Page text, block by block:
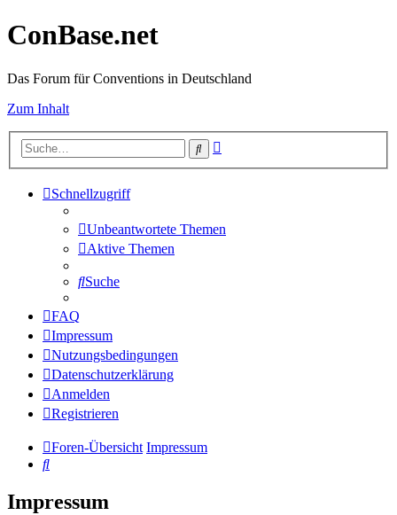
ConBase.net
Das Forum für Conventions in Deutschland
Zum Inhalt
Suche
Schnellzugriff
Unbeantwortete Themen
Aktive Themen
Suche
FAQ
Impressum
Nutzungsbedingungen
Datenschutzerklärung
Anmelden
Registrieren
Foren-Übersicht Impressum
Suche
Impressum